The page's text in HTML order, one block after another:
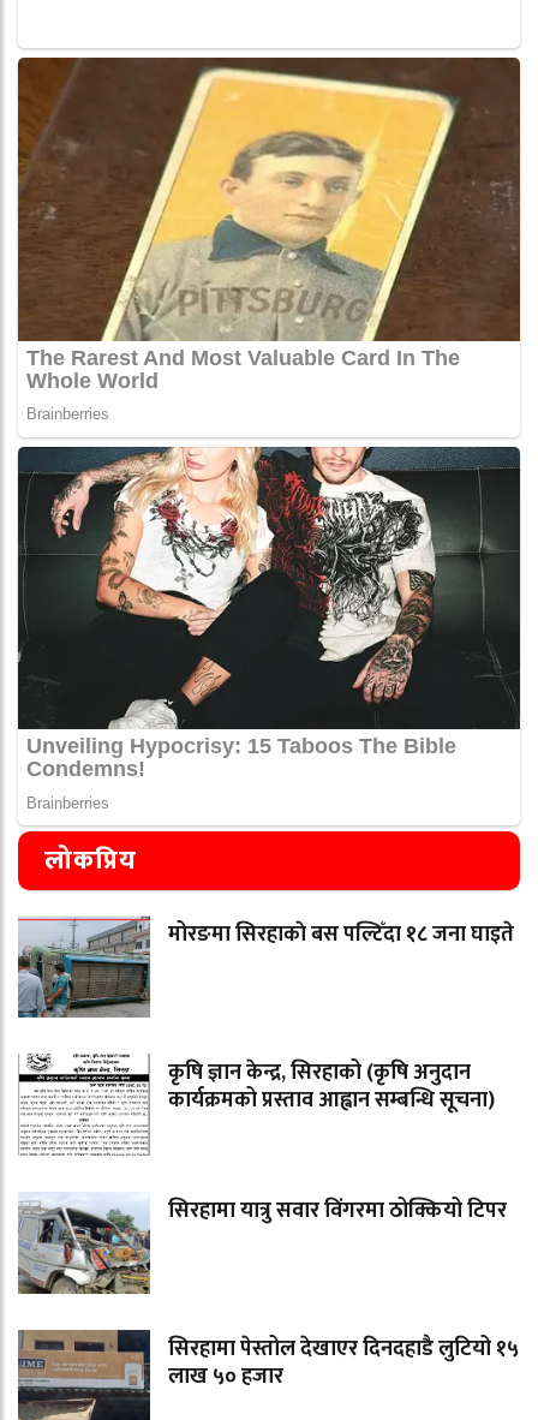
लोकप्रिय
मोरङमा सिरहाकाे बस पल्टिँदा १८ जना घाइते
कृषि ज्ञान केन्द्र, सिरहाको (कृषि अनुदान
कार्यक्रमको प्रस्ताव आह्वान सम्बन्धि सूचना)
सिरहामा यात्रु सवार विंगरमा ठोक्कियो टिपर
सिरहामा पेस्तोल देखाएर दिनदहाडै लुटियो १५
लाख ५० हजार